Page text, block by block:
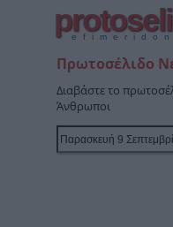
Πρωτοσέλιδο
Διαβάστε το
Άνθρωποι